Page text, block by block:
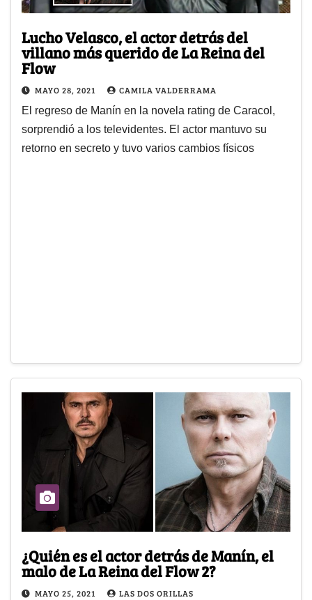
Lucho Velasco, el actor detrás del
villano más querido de La Reina del
Flow
MAYO 28, 2021 CAMILA VALDERRAMA
El regreso de Manín en la novela rating de Caracol,
sorprendió a los televidentes. El actor mantuvo su
retorno en secreto y tuvo varios cambios físicos
¿Quién es el actor detrás de Manín, el
malo de La Reina del Flow 2?
MAYO 25, 2021 LAS DOS ORILLAS